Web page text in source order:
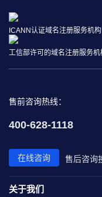
ICANN认证域名注册服务机构
工信部许可的域名注册服务机
售前咨询热线：
400-628-1118
在线咨询 售后咨询
关于我们